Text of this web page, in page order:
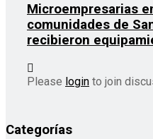
Microempresarias
comunidades de
recibieron
Please login to join
Categorías